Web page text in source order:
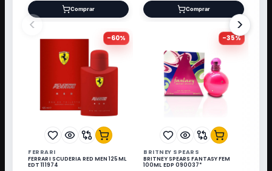
<
Comprar Comprar
-60%
FERRARI
FERRARI SCUDERIA RED MEN 125ML
EDT 111974
-35%
BRITNEY SPEARS
BRITNEY SPEARS FANTASY FEM
100ML EDP 090037*
>